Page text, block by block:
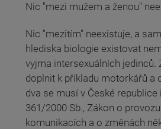
Nic "mezi mužem a ženou"
Nic "mezitím" neexistuje, a
hlediska biologie existovat
vyjma intersexuálních jedinců.
doplnit k příkladu motorkářů a
dva se musí v České republice
361/2000 Sb., Zákon o
komunikacích a o změnách